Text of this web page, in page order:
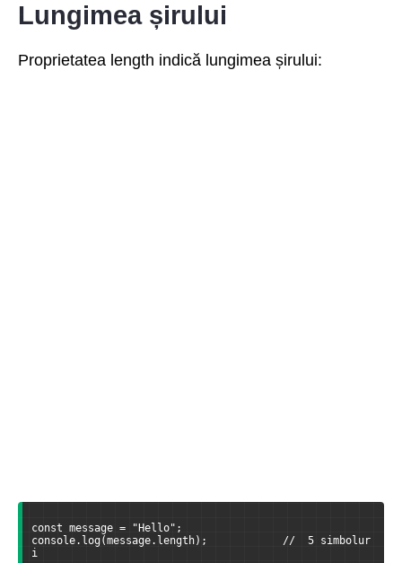
Lungimea șirului
Proprietatea length indică lungimea șirului:
const message = "Hello";
console.log(message.length);            //  5 simbolur
i